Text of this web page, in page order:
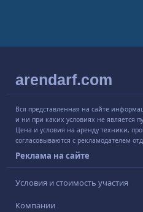
arendarf.com
Вся представленная на сайте
и ни при каких условиях не является
Цена и условия на аренду техники,
согласовываются с рекламодателем
Реклама на сайте
Условия и стоимость участия
Компании